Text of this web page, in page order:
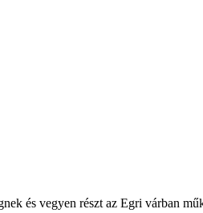
és vegyen részt az Egri várban